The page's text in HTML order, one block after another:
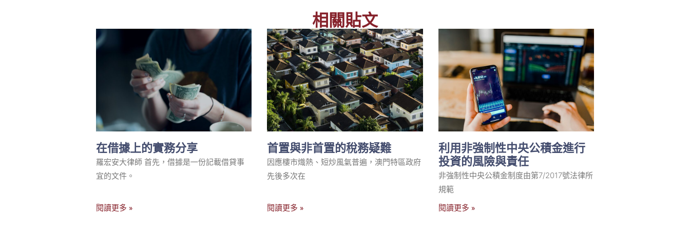
相關貼文
在借據上的實務分享
羅宏安大律師 首先，借據是一份記載借貸事
宜的文件。
閱讀更多 »
首置與非首置的稅務疑難
因應樓市熾熱、短炒風氣普遍，澳門特區政府
先後多次在
閱讀更多 »
利用非強制性中央公積金進行
投資的風險與責任
非強制性中央公積金制度由第7/2017號法律所
規範
閱讀更多 »